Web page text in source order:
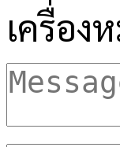
เครื่อง